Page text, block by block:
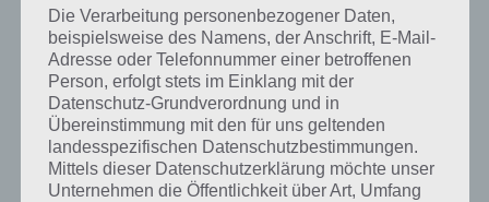
Du findest Lösungen auch ohne unsere Hilfe, indem du in der App
Münzen einsetzt. Da diese jedoch begrenzt sind, hast du hier stets
die Möglichkeit alle Antworten zu finden!
Die obige Lösung stimmt leider nicht mehr?
Die Verarbeitung personenbezogener Daten,
beispielsweise des Namens, der Anschrift, E-Mail-
Adresse oder Telefonnummer einer betroffenen
Person, erfolgt stets im Einklang mit der
Datenschutz-Grundverordnung und in
Übereinstimmung mit den für uns geltenden
landesspezifischen Datenschutzbestimmungen.
Mittels dieser Datenschutzerklärung möchte unser
Unternehmen die Öffentlichkeit über Art, Umfang